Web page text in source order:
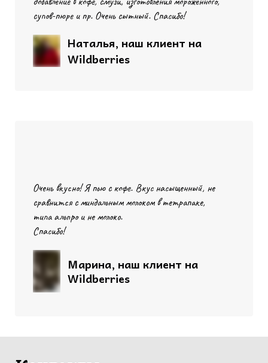
супов-пюре и пр. Очень сытный. Спасибо!
Наталья, наш клиент на
Wildberries
Очень вкусно! Я пью с кофе. Вкус насыщенный, не
сравнится с миндальным молоком в тетрапаке,
типа альпро и не молоко.
Спасибо!
Марина, наш клиент на
Wildberries